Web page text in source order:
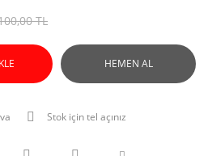
TL
HEMEN AL
Stok için tel açınız